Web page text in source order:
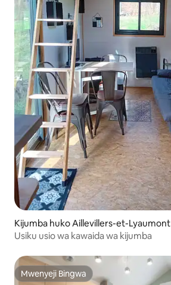
Kijumba huko Aillevillers-et-Lyaumont
Usiku usio wa kawaida wa kijumba
Mwenyeji Bingwa
Mwenyeji Bingwa